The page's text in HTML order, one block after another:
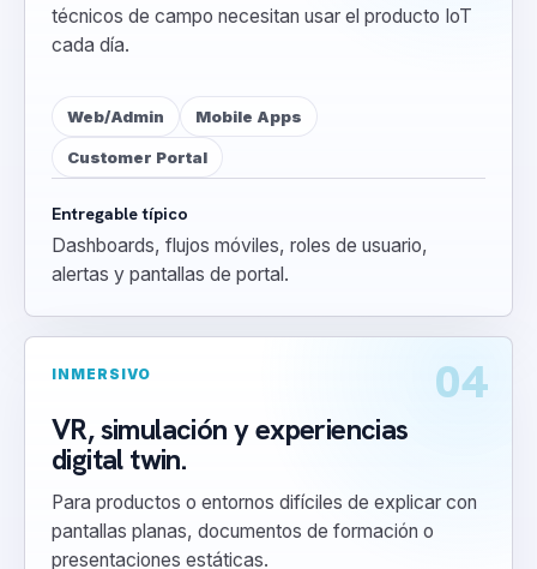
técnicos de campo necesitan usar el producto IoT
cada día.
Web/Admin Mobile Apps
Customer Portal
Entregable típico
Dashboards, flujos móviles, roles de usuario,
alertas y pantallas de portal.
04
INMERSIVO
VR, simulación y experiencias
digital twin.
Para productos o entornos difíciles de explicar con
pantallas planas, documentos de formación o
presentaciones estáticas.